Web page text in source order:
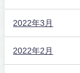
2022年3月
2022年2月